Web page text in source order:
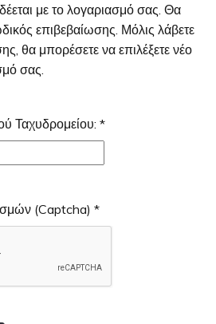
με το λογαριασμό σας. Θα
επιβεβαίωσης. Μόλις λάβετε
θα μπορέσετε να επιλέξετε νέο
σας.
Ταχυδρομείου: *
(Captcha) *